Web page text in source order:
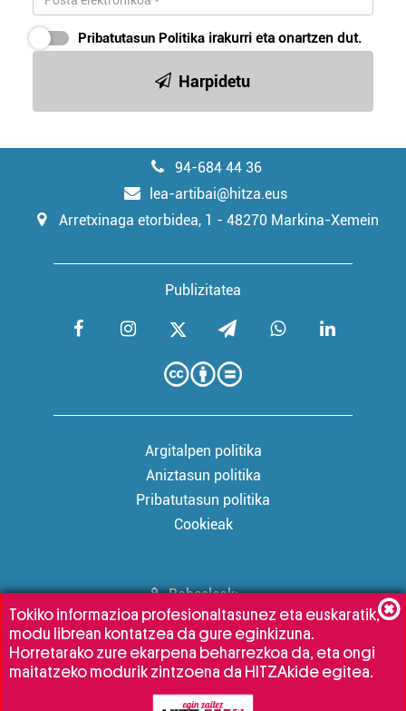
Pribatutasun Politika irakurri eta onartzen dut.
Harpidetu
94-684 44 36
lea-artibai@hitza.eus
Arretxinaga etorbidea, 1 - 48270 Markina-Xemein
Publizitatea
Argitalpen politika
Aniztasun politika
Pribatutasun politika
Cookieak
Babesleak:
Tokiko informazioa profesionaltasunez eta euskaratik,
modu librean kontatzea da gure eginkizuna.
Horretarako zure ekarpena beharrezkoa da, eta ongi
maitatzeko modurik zintzoena da HITZAkide egitea.